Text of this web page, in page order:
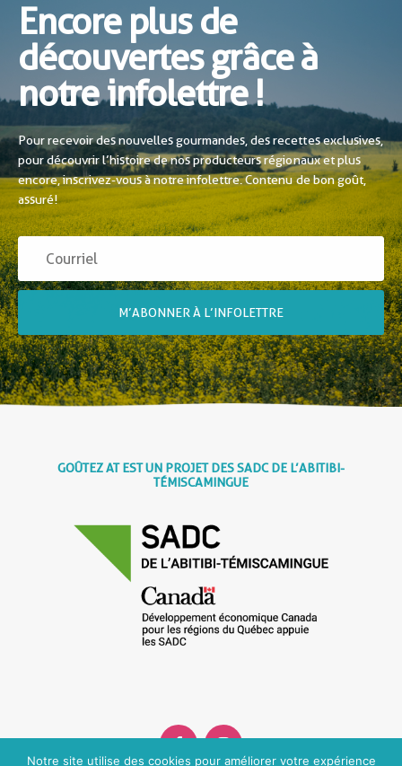
Encore plus de
découvertes grâce à
notre infolettre !
Pour recevoir des nouvelles gourmandes, des recettes exclusives,
pour découvrir l’histoire de nos producteurs régionaux et plus
encore, inscrivez-vous à notre infolettre. Contenu de bon goût,
assuré!
M’ABONNER À L’INFOLETTRE
GOÛTEZ AT EST UN PROJET DES SADC DE L’ABITIBI-
TÉMISCAMINGUE
Notre site utilise des cookies pour améliorer votre expérience